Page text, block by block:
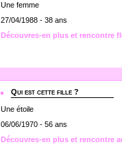
Une femme
27/04/1988 - 38 ans
Découvres-en plus et rencontre
Qui est cette fille ?
Une étoile
06/06/1970 - 56 ans
Découvres-en plus et rencontre